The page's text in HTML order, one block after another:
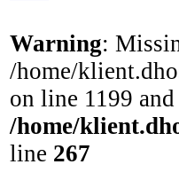
Warning:
/home/
on line 1199
/home/
line 267